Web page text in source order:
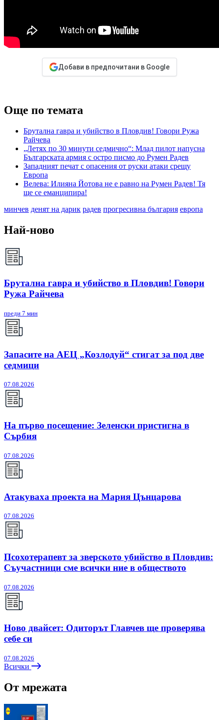
Добави в предпочитани в Google
Още по темата
Брутална гавра и убийство в Пловдив! Говори Ружа
Райчева
„Летях по 30 минути седмично“: Млад пилот напусна
Българската армия с остро писмо до Румен Радев
Западният печат с опасения от руски атаки срещу
Европа
Велева: Илияна Йотова не е равно на Румен Радев! Тя
ще се еманципира!
минчев денят на дарик радев прогресивна българия европа
Най-ново
Брутална гавра и убийство в Пловдив! Говори
Ружа Райчева
преди 7 мин
Запасите на АЕЦ „Козлодуй“ стигат за под две
седмици
07.08.2026
На първо посещение: Зеленски пристигна в
Сърбия
07.08.2026
Атакуваха проекта на Мария Цънцарова
07.08.2026
Псохотерапевт за зверското убийство в Пловдив:
Съучастници сме всички ние в обществото
07.08.2026
Ново двайсет: Одиторът Главчев ще проверява
себе си
07.08.2026
Всички
От мрежата